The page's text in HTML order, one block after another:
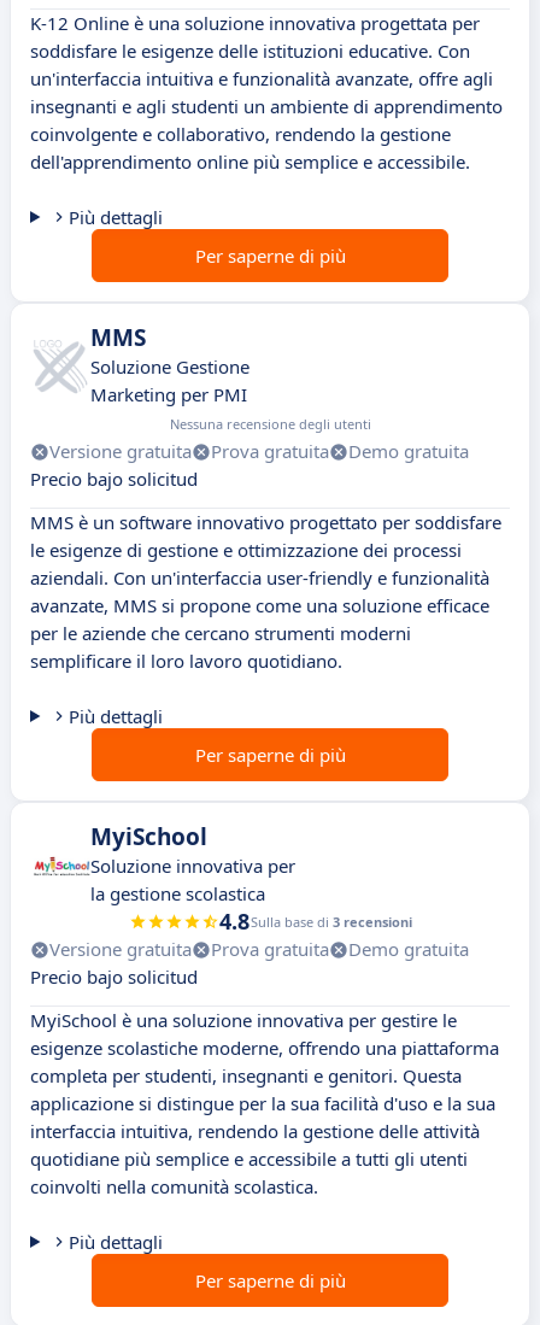
K-12 Online è una soluzione innovativa progettata per
soddisfare le esigenze delle istituzioni educative. Con
un'interfaccia intuitiva e funzionalità avanzate, offre agli
insegnanti e agli studenti un ambiente di apprendimento
coinvolgente e collaborativo, rendendo la gestione
dell'apprendimento online più semplice e accessibile.
Più dettagli
Per saperne di più
MMS
Soluzione Gestione
Marketing per PMI
Nessuna recensione degli utenti
Versione gratuita Prova gratuita
Demo gratuita
Precio bajo solicitud
MMS è un software innovativo progettato per soddisfare
le esigenze di gestione e ottimizzazione dei processi
aziendali. Con un'interfaccia user-friendly e funzionalità
avanzate, MMS si propone come una soluzione efficace
per le aziende che cercano strumenti moderni
semplificare il loro lavoro quotidiano.
Più dettagli
Per saperne di più
MyiSchool
Soluzione innovativa per
la gestione scolastica
4.8Sulla base di 3 recensioni
Versione gratuita Prova gratuita
Demo gratuita
Precio bajo solicitud
MyiSchool è una soluzione innovativa per gestire le
esigenze scolastiche moderne, offrendo una piattaforma
completa per studenti, insegnanti e genitori. Questa
applicazione si distingue per la sua facilità d'uso e la sua
interfaccia intuitiva, rendendo la gestione delle attività
quotidiane più semplice e accessibile a tutti gli utenti
coinvolti nella comunità scolastica.
Più dettagli
Per saperne di più